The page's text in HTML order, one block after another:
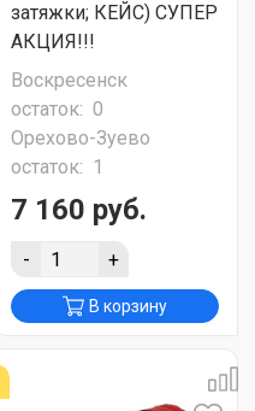
затяжки; КЕЙС) СУПЕР
АКЦИЯ!!!
Воскресенск
остаток: 0
Орехово-Зуево
остаток: 1
7 160 руб.
- +
В корзину